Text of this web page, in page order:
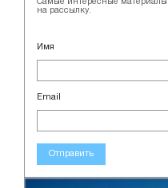
Самые интересные
на рассылку.
Имя
Email
Отправить